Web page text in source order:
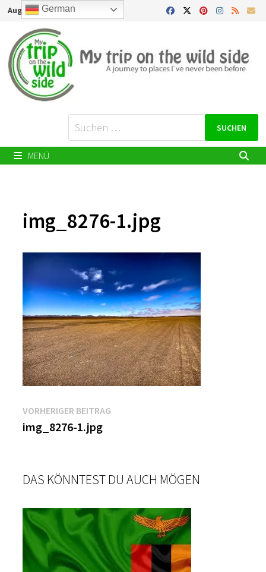
Zurück
Inhalt
August 8, 2026
Suchen
nach:
MENÜ
img_8276-1.jpg
Beitragsnavigation
VORHERIGER BEITRAG
img_8276-1.jpg
DAS KÖNNTEST DU AUCH MÖGEN
German